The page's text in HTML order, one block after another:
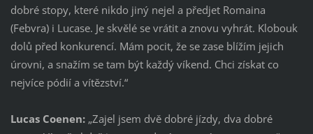
dobré stopy, které nikdo jiný nejel a předjet Romaina
(Febvra) i Lucase. Je skvělé se vrátit a znovu vyhrát. Klobouk
dolů před konkurencí. Mám pocit, že se zase blížím jejich
úrovni, a snažím se tam být každý víkend. Chci získat co
nejvíce pódií a vítězství.“
Lucas Coenen: „Zajel jsem dvě dobré jízdy, dva dobré